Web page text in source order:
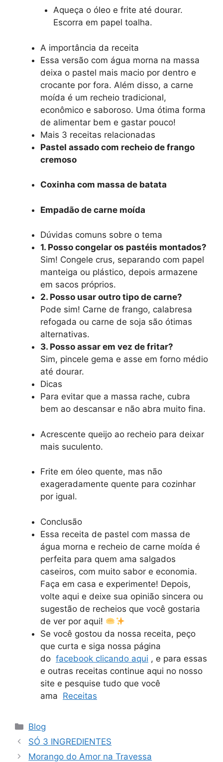
Aqueça o óleo e frite até dourar.
Escorra em papel toalha.
A importância da receita
Essa versão com água morna na massa
deixa o pastel mais macio por dentro e
crocante por fora. Além disso, a carne
moída é um recheio tradicional,
econômico e saboroso. Uma ótima forma
de alimentar bem e gastar pouco!
Mais 3 receitas relacionadas
Pastel assado com recheio de frango
cremoso
Coxinha com massa de batata
Empadão de carne moída
Dúvidas comuns sobre o tema
1. Posso congelar os pastéis montados?
Sim! Congele crus, separando com papel
manteiga ou plástico, depois armazene
em sacos próprios.
2. Posso usar outro tipo de carne?
Pode sim! Carne de frango, calabresa
refogada ou carne de soja são ótimas
alternativas.
3. Posso assar em vez de fritar?
Sim, pincele gema e asse em forno médio
até dourar.
Dicas
Para evitar que a massa rache, cubra
bem ao descansar e não abra muito fina.
Acrescente queijo ao recheio para deixar
mais suculento.
Frite em óleo quente, mas não
exageradamente quente para cozinhar
por igual.
Conclusão
Essa receita de pastel com massa de
água morna e recheio de carne moída é
perfeita para quem ama salgados
caseiros, com muito sabor e economia.
Faça em casa e experimente! Depois,
volte aqui e deixe sua opinião sincera ou
sugestão de recheios que você gostaria
de ver por aqui!
Se você gostou da nossa receita, peço
que curta e siga nossa página
do facebook clicando aqui , e para essas
e outras receitas continue aqui no nosso
site e pesquise tudo que você
ama Receitas
Categorias
Blog
SÓ 3 INGREDIENTES
Morango do Amor na Travessa